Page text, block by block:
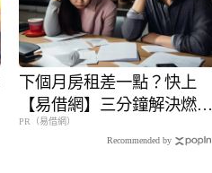
下個月房租差一點？快上
【易借網】三分鐘解決燃眉
之急
PR（易借網）
Recommended by